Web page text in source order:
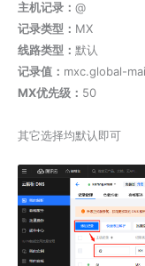
主机记录： @
记录类型： MX
线路类型： 默认
记录值： mxc.global-
MX优先级： 50
其它选择均默认即可